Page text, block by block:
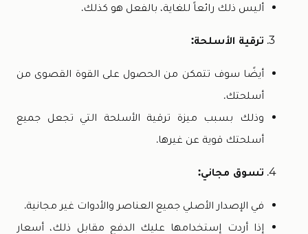
أليس ذلك رائعاً للغاية، بالفعل هو كذلك.
ترقية الأسلحة:
أيضًا سوف تتمكن من الحصول على القوة القصوى من
أسلحتك.
وذلك بسبب ميزة ترقية الأسلحة التي تجعل جميع
أسلحتك قوية عن غيرها.
تسوق مجاني:
في الإصدار الأصلي جميع العناصر والأدوات غير مجانية.
إذا أردت إستخدامها عليك الدفع مقابل ذلك، أسعار